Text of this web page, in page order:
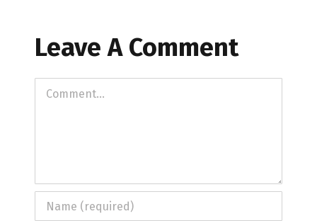
Leave A Comment
Comment